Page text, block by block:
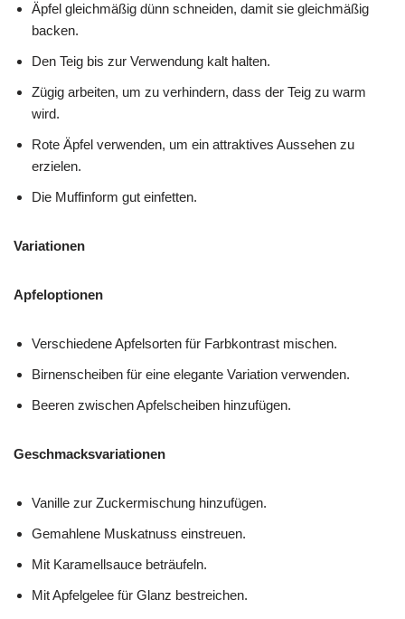
Äpfel gleichmäßig dünn schneiden, damit sie gleichmäßig
backen.
Den Teig bis zur Verwendung kalt halten.
Zügig arbeiten, um zu verhindern, dass der Teig zu warm
wird.
Rote Äpfel verwenden, um ein attraktives Aussehen zu
erzielen.
Die Muffinform gut einfetten.
Variationen
Apfeloptionen
Verschiedene Apfelsorten für Farbkontrast mischen.
Birnenscheiben für eine elegante Variation verwenden.
Beeren zwischen Apfelscheiben hinzufügen.
Geschmacksvariationen
Vanille zur Zuckermischung hinzufügen.
Gemahlene Muskatnuss einstreuen.
Mit Karamellsauce beträufeln.
Mit Apfelgelee für Glanz bestreichen.